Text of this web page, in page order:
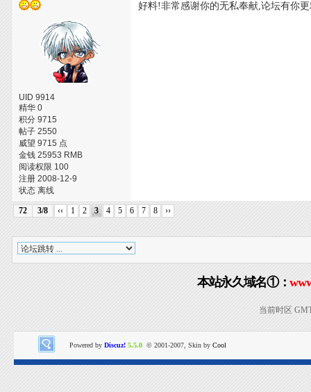
UID 9914
精华 0
积分 9715
帖子 2550
威望 9715 点
金钱 25953 RMB
阅读权限 100
注册 2008-12-9
状态 离线
好料!非常感谢你的无私奉献,论坛有你
72 3/8 ‹‹ 1 2 3 4 5 6 7 8 ››
本站永久域名①：
当前时区
Powered by Discuz! 5.5.0 © 2001-2007, Skin by Cool